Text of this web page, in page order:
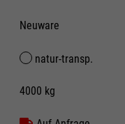
Neuware
natur-transp.
4000 kg